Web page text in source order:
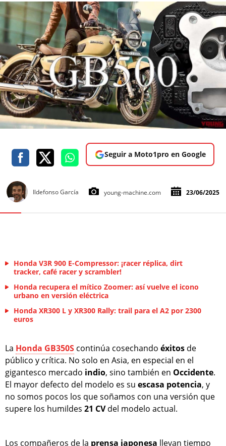
Seguir a Moto1pro en Google
Ildefonso García young-machine.com 23/06/2025
Honda V3R 900 E-Compressor: ¡racer réplica, dirt
tracker, café racer y scrambler!
Honda recupera el mítico Zoomer: así vuelve el icono
urbano en versión eléctrica
Honda XR300 L y XR300 Rally: trail para el A2 por 2300
euros
La Honda GB350S continúa cosechando éxitos de
público y crítica. No solo en Asia, en especial en el
gigantesco mercado indio, sino también en Occidente.
El mayor defecto del modelo es su escasa potencia, y
no somos pocos los que soñamos con una versión que
supere los humildes 21 CVdel modelo actual.
Los compañeros de la prensa japonesa llevan tiempo